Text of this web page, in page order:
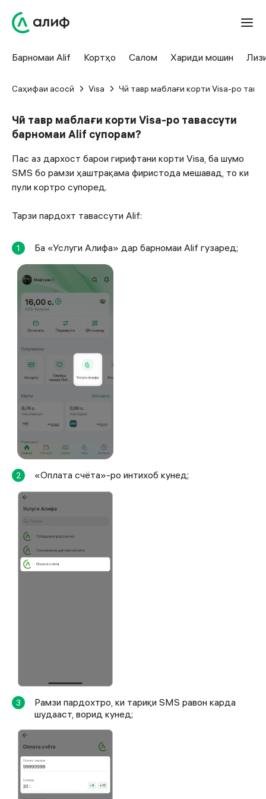
Барномаи Alif Кортҳо Салом Хариди мошин
Саҳифаи асосӣ Visa Чӣ тавр маблағи корти Visa-ро
Чӣ тавр маблағи корти Visa-ро тавассути
барномаи Alif супорам?
Пас аз дархост барои гирифтани корти Visa, ба шумо
SMS бо рамзи ҳаштрақама фиристода мешавад, то ки
пули кортро супоред.
Тарзи пардохт тавассути Alif:
1 Ба «Услуги Алифа» дар барномаи Alif гузаред;
2 «Оплата счёта»-ро интихоб кунед;
3
Рамзи пардохтро, ки тариқи SMS равон карда
шудааст, ворид кунед;